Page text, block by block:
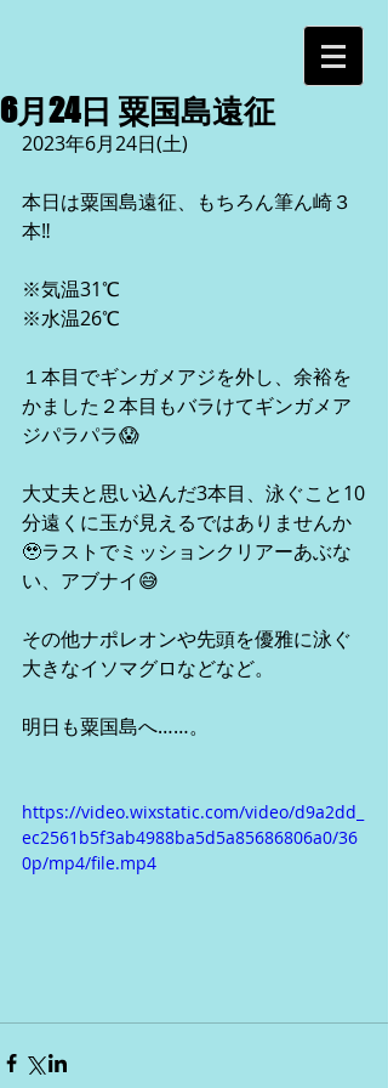
6月24日 粟国島遠征
2023年6月24日(土)
本日は粟国島遠征、もちろん筆ん崎３
本‼️
※気温31℃
※水温26℃
１本目でギンガメアジを外し、余裕を
かました２本目もバラけてギンガメア
ジパラパラ😱
大丈夫と思い込んだ3本目、泳ぐこと10
分遠くに玉が見えるではありませんか
🥹ラストでミッションクリアーあぶな
い、アブナイ😅
その他ナポレオンや先頭を優雅に泳ぐ
大きなイソマグロなどなど。
明日も粟国島へ……。
https://video.wixstatic.com/video/d9a2dd_
ec2561b5f3ab4988ba5d5a85686806a0/36
0p/mp4/file.mp4